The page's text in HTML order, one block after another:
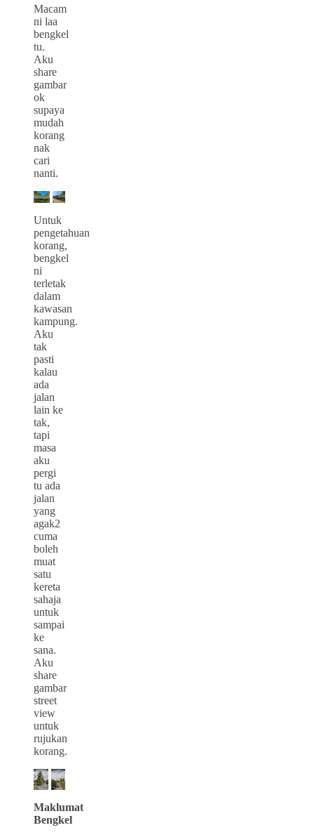
Macam
ni laa
bengkel
tu.
Aku
share
gambar
ok
supaya
mudah
korang
nak
cari
nanti.
Untuk
pengetahuan
korang,
bengkel
ni
terletak
dalam
kawasan
kampung.
Aku
tak
pasti
kalau
ada
jalan
lain ke
tak,
tapi
masa
aku
pergi
tu ada
jalan
yang
agak2
cuma
boleh
muat
satu
kereta
sahaja
untuk
sampai
ke
sana.
Aku
share
gambar
street
view
untuk
rujukan
korang.
Maklumat
Bengkel